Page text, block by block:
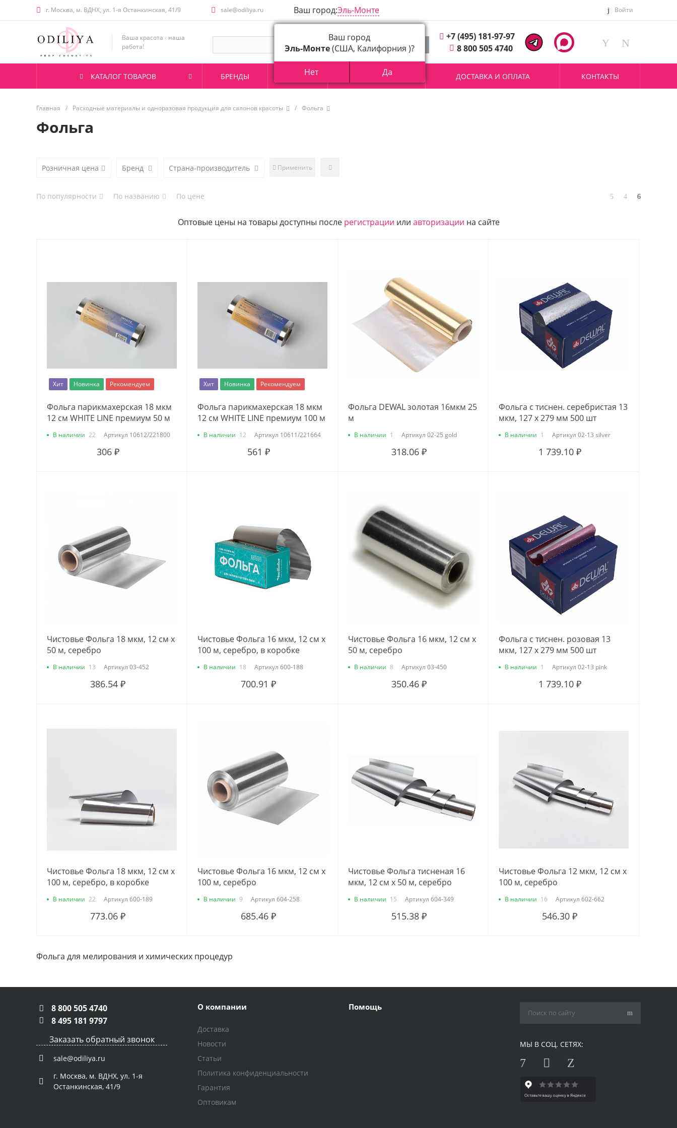
г. Москва, м. ВДНХ, ул. 1-я Останкинская, 41/9 sale@odiliya.ru Ваш город:Эль-Монте Войти
Ваша красота - наша
работа!
+7 (495) 181-97-97
8 800 505 4740
КАТАЛОГ ТОВАРОВ БРЕНДЫ АКЦИИ О КОМПАНИИ ДОСТАВКА И ОПЛАТА КОНТАКТЫ
Главная / Расходные материалы и одноразовая продукция для салонов красоты / Фольга
Фольга
Розничная цена Бренд Страна-производитель Применить
По популярности По названию По цене
Оптовые цены на товары доступны после регистрации или авторизации на сайте
Хит Новинка Рекомендуем
Фольга парикмахерская 18 мкм
12 см WHITE LINE премиум 50 м
В наличии 22 Артикул 10612/221800
306 ₽
Хит Новинка Рекомендуем
Фольга парикмахерская 18 мкм
12 см WHITE LINE премиум 100 м
В наличии 12 Артикул 10611/221664
561 ₽
Фольга DEWAL золотая 16мкм 25
м
В наличии 1 Артикул 02-25 gold
318.06 ₽
Фольга с тиснен. серебристая 13
мкм, 127 х 279 мм 500 шт
В наличии 1 Артикул 02-13 silver
1 739.10 ₽
Чистовье Фольга 18 мкм, 12 см х
50 м, серебро
В наличии 13 Артикул 03-452
386.54 ₽
Чистовье Фольга 16 мкм, 12 см х
100 м, серебро, в коробке
В наличии 18 Артикул 600-188
700.91 ₽
Чистовье Фольга 16 мкм, 12 см х
50 м, серебро
В наличии 8 Артикул 03-450
350.46 ₽
Фольга с тиснен. розовая 13
мкм, 127 х 279 мм 500 шт
В наличии 1 Артикул 02-13 pink
1 739.10 ₽
Чистовье Фольга 18 мкм, 12 см х
100 м, серебро, в коробке
В наличии 22 Артикул 600-189
773.06 ₽
Чистовье Фольга 16 мкм, 12 см х
100 м, серебро
В наличии 9 Артикул 604-258
685.46 ₽
Чистовье Фольга тисненая 16
мкм, 12 см х 50 м, серебро
В наличии 15 Артикул 604-349
515.38 ₽
Чистовье Фольга 12 мкм, 12 см х
100 м, серебро
В наличии 16 Артикул 602-662
546.30 ₽
Фольга для мелирования и химических процедур
8 800 505 4740
8 495 181 9797
Заказать обратный звонок
sale@odiliya.ru
г. Москва, м. ВДНХ, ул. 1-я
Останкинская, 41/9
О компании
Доставка
Новости
Статьи
Политика конфиденциальности
Гарантия
Оптовикам
Помощь
МЫ В СОЦ. СЕТЯХ:
Ваш город
Эль-Монте(США, Калифорния )?
Нет Да